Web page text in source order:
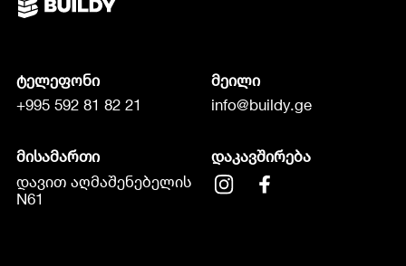
ტელეფონი
+995 592 81 82 21
მეილი
info@buildy.ge
მისამართი
დავით აღმაშენებელის
N61
დაკავშირება